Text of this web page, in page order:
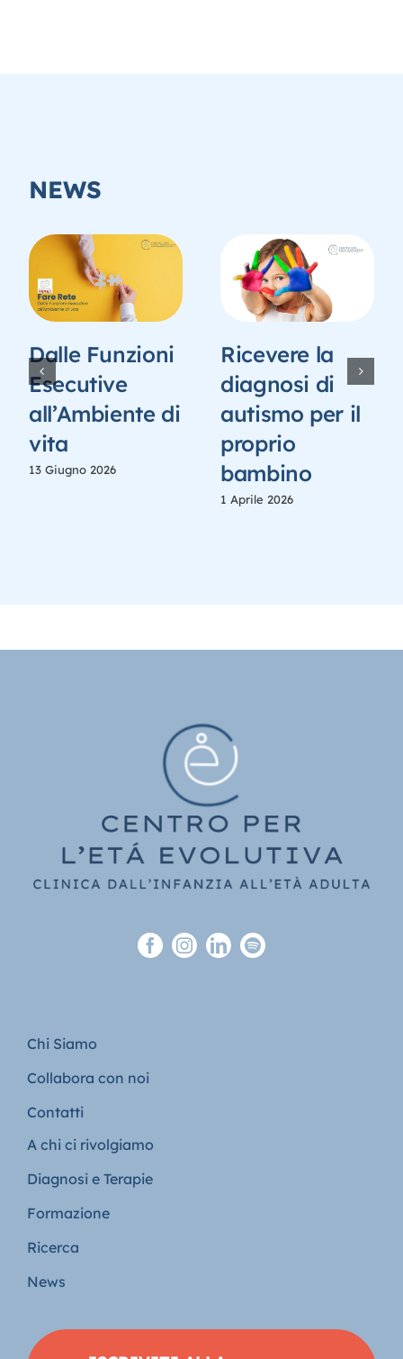
NEWS
Dalle Funzioni
Esecutive
all’Ambiente di
vita
13 Giugno 2026
Ricevere la
diagnosi di
autismo per il
proprio
bambino
1 Aprile 2026
Chi Siamo
Collabora con noi
Contatti
A chi ci rivolgiamo
Diagnosi e Terapie
Formazione
Ricerca
News